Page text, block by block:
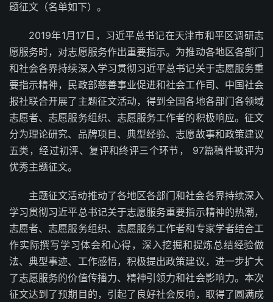
题征文（名单如下）。
2019年1月17日，习近平总书记在天津市和平区调研志
愿服务时，对志愿服务作出重要指示。为推动各地区各部门
和社会各界持续深入学习贯彻习近平总书记关于志愿服务重
要指示精神，民政部慈善事业促进和社会工作司、中国社会
报社联合开展了主题征文活动，得到全国各地各部门各领域
志愿者、志愿服务组织、志愿服务工作者的积极响应。征文
分为理论研究、品牌项目、典型经验、志愿故事和政策建议
五类，经过初评、复评和终评三个环节， 97篇稿件被评为
优秀主题征文。
主题征文活动推动了各地区各部门和社会各界持续深入
学习贯彻习近平总书记关于志愿服务重要指示精神的热潮，
志愿者、志愿服务组织、志愿服务工作者和专家学者结合工
作实际撰写学习体会和心得，深入挖掘和提炼总结经验做
法、典型事迹、工作感悟，积极提出政策建议，进一步扩大
了志愿服务的价值传播力、精神引领力和社会影响力。本次
征文达到了预期目的，引起了良好社会反响，取得了圆满成